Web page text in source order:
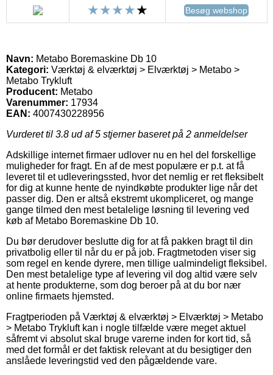
Besøg webshop
Navn: Metabo Boremaskine Db 10
Kategori: Værktøj & elværktøj > Elværktøj > Metabo >
Metabo Trykluft
Producent: Metabo
Varenummer: 17934
EAN: 4007430228956
Vurderet til 3.8 ud af 5 stjerner baseret på 2 anmeldelser
Adskillige internet firmaer udlover nu en hel del forskellige
muligheder for fragt. En af de mest populære er p.t. at få
leveret til et udleveringssted, hvor det nemlig er ret fleksibelt
for dig at kunne hente de nyindkøbte produkter lige når det
passer dig. Den er altså ekstremt ukompliceret, og mange
gange tilmed den mest betalelige løsning til levering ved
køb af Metabo Boremaskine Db 10.
Du bør derudover beslutte dig for at få pakken bragt til din
privatbolig eller til når du er på job. Fragtmetoden viser sig
som regel en kende dyrere, men tillige ualmindeligt fleksibel.
Den mest betalelige type af levering vil dog altid være selv
at hente produkterne, som dog beroer på at du bor nær
online firmaets hjemsted.
Fragtperioden på Værktøj & elværktøj > Elværktøj > Metabo
> Metabo Trykluft kan i nogle tilfælde være meget aktuel
såfremt vi absolut skal bruge varerne inden for kort tid, så
med det formål er det faktisk relevant at du besigtiger den
anslåede leveringstid ved den pågældende vare.